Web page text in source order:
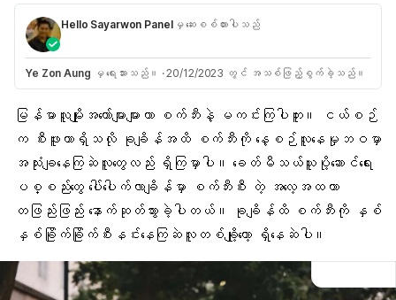
Hello Sayarwon Panelမှ ဆေးစစ်ထားပါသည်
Ye Zon Aung မှ ရေးသားသည်။ ·20/12/2023 တွင် အသစ်ဖြည့်စွက်ခဲ့သည်။
မြန်မာလူမျိုးအတော်များများဟာ စက်ဘီးနဲ့ မကင်းကြပါဘူး။ ငယ်စဉ်
က စီးဖူးတာရှိသလို ခုချိန်အထိ စက်ဘီးကို နေ့စဉ်လူနေမှုဘဝမှာ
အသုံးချနေကြဆဲလူတွေလည်း ရှိကြမှာပါ။ ခေတ်မီသယ်ယူပို့ဆောင်ရေး
ပစ္စည်းတွေ ပေါ်ပေါက်လာချိန်မှာ စက်ဘီးစီး တဲ့ အလေ့အထဟာ
တဖြည်းဖြည်း နောက်ဆုတ်သွားခဲ့ပါတယ်။ ခုချိန်ထိ စက်ဘီးကို နှစ်
နှစ်ခြိုက်ခြိုက်စီးနင်းနေကြဆဲလူတစ်ချို့တော့ ရှိနေဆဲပါ။